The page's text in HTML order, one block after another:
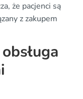
że pacjenci są
z zakupem